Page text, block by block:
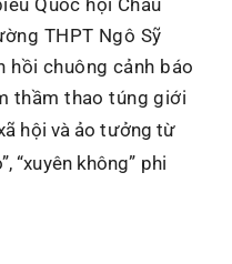
Quốc hội Châu
THPT Ngô Sỹ
hồi chuông cảnh báo
thầm thao túng giới
hội và ảo tưởng từ
“xuyên không” phi
Xã Hội Đang “Lập Trình